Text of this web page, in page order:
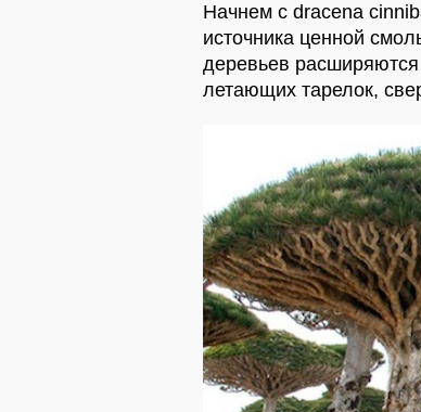
Начнем с dracena
источника ценной
деревьев
летающих тарелок,